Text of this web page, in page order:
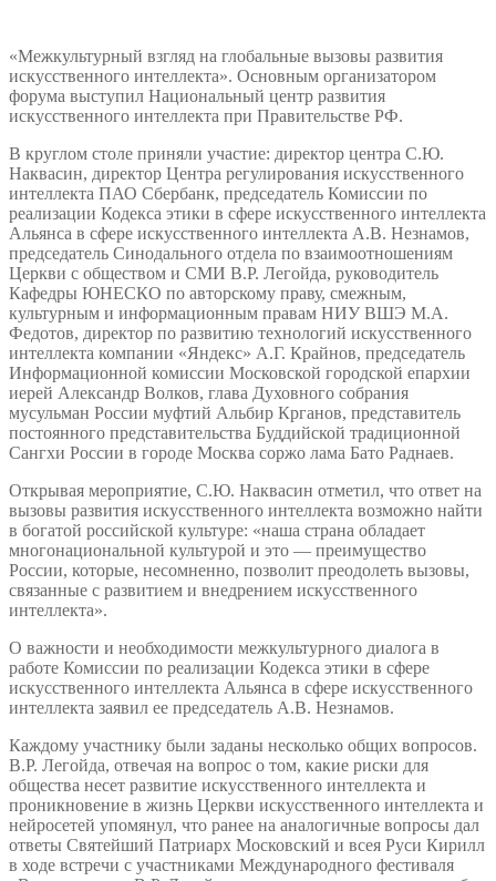
«Межкультурный взгляд на глобальные вызовы развития
искусственного интеллекта». Основным организатором
форума выступил Национальный центр развития
искусственного интеллекта при Правительстве РФ.
В круглом столе приняли участие: директор центра С.Ю.
Наквасин, директор Центра регулирования искусственного
интеллекта ПАО Сбербанк, председатель Комиссии по
реализации Кодекса этики в сфере искусственного интеллекта
Альянса в сфере искусственного интеллекта А.В. Незнамов,
председатель Синодального отдела по взаимоотношениям
Церкви с обществом и СМИ В.Р. Легойда, руководитель
Кафедры ЮНЕСКО по авторскому праву, смежным,
культурным и информационным правам НИУ ВШЭ М.А.
Федотов, директор по развитию технологий искусственного
интеллекта компании «Яндекс» А.Г. Крайнов, председатель
Информационной комиссии Московской городской епархии
иерей Александр Волков, глава Духовного собрания
мусульман России муфтий Альбир Крганов, представитель
постоянного представительства Буддийской традиционной
Сангхи России в городе Москва соржо лама Бато Раднаев.
Открывая мероприятие, С.Ю. Наквасин отметил, что ответ на
вызовы развития искусственного интеллекта возможно найти
в богатой российской культуре: «наша страна обладает
многонациональной культурой и это — преимущество
России, которые, несомненно, позволит преодолеть вызовы,
связанные с развитием и внедрением искусственного
интеллекта».
О важности и необходимости межкультурного диалога в
работе Комиссии по реализации Кодекса этики в сфере
искусственного интеллекта Альянса в сфере искусственного
интеллекта заявил ее председатель А.В. Незнамов.
Каждому участнику были заданы несколько общих вопросов.
В.Р. Легойда, отвечая на вопрос о том, какие риски для
общества несет развитие искусственного интеллекта и
проникновение в жизнь Церкви искусственного интеллекта и
нейросетей упомянул, что ранее на аналогичные вопросы дал
ответы Святейший Патриарх Московский и всея Руси Кирилл
в ходе встречи с участниками Международного фестиваля